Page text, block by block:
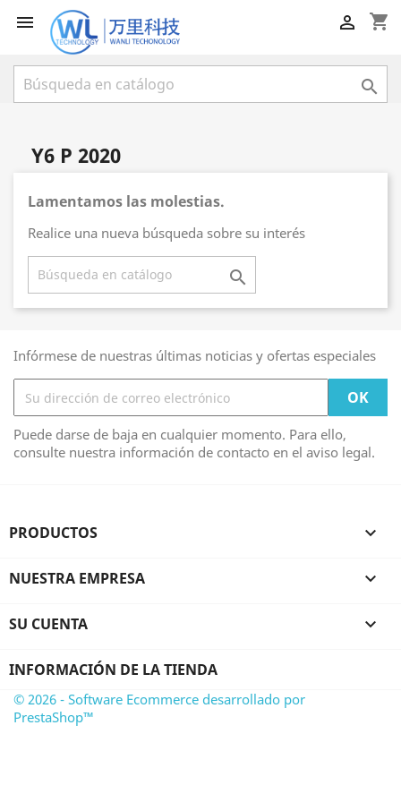
 shopping_cart


Y6 P 2020
Lamentamos las molestias.
Realice una nueva búsqueda sobre su interés

Infórmese de nuestras últimas noticias y ofertas especiales
Puede darse de baja en cualquier momento. Para ello,
consulte nuestra información de contacto en el aviso legal.
PRODUCTOS 
NUESTRA EMPRESA 
SU CUENTA 
INFORMACIÓN DE LA TIENDA
© 2026 - Software Ecommerce desarrollado por
PrestaShop™